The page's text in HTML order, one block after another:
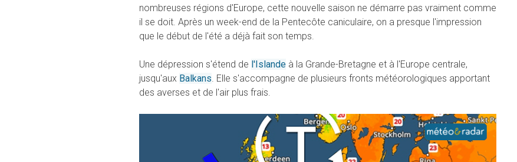
nombreuses régions d'Europe, cette nouvelle saison ne démarre pas vraiment comme
il se doit. Après un week-end de la Pentecôte caniculaire, on a presque l'impression
que le début de l'été a déjà fait son temps.
Une dépression s'étend de l'Islande à la Grande-Bretagne et à l'Europe centrale,
jusqu'aux Balkans. Elle s'accompagne de plusieurs fronts météorologiques apportant
des averses et de l'air plus frais.